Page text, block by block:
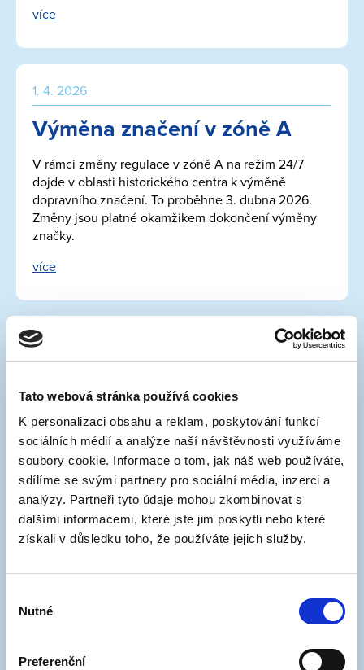
Tato webová stránka používá cookies
K personalizaci obsahu a reklam, poskytování funkcí
sociálních médií a analýze naší návštěvnosti využíváme
soubory cookie. Informace o tom, jak náš web používáte,
sdílíme se svými partnery pro sociální média, inzerci a
analýzy. Partneři tyto údaje mohou zkombinovat s
dalšími informacemi, které jste jim poskytli nebo které
získali v důsledku toho, že používáte jejich služby.
souhlasu
Nutné
Preferenční
více
1. 4. 2026
Výměna značení v zóně A
V rámci změny regulace v zóně A na režim 24/7
dojde v oblasti historického centra k výměně
dopravního značení. To proběhne 3. dubna 2026.
Změny jsou platné okamžikem dokončení výměny
značky.
více
31. 3. 2026
Generála Píky
V rámci blokového čištění, které proběhne 1. dubna,
se budou vyznačovat parkovací stání na třídě
Generála Píky.
Parkoviště spadá do zóny C s regulací v pracovní
dny od 17 do 6 hodin. Všechny možnosti platby
najdete zde.
více